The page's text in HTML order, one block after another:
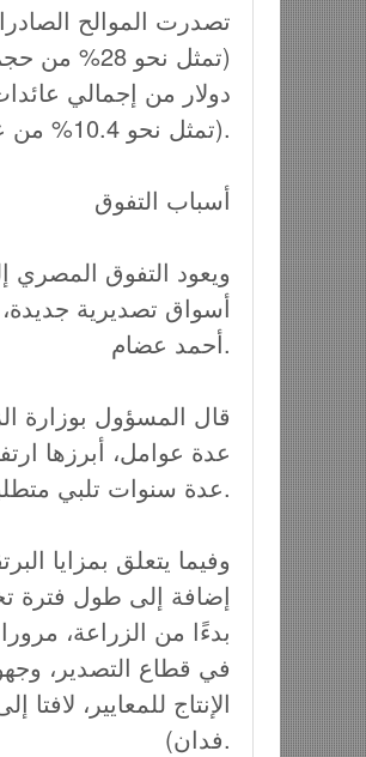
(تمثل نحو 10.4% من عائدات الصادرات الزراعية).
أسباب التفوق
ويعود التفوق المصري
أسواق تصديرية
أحمد عضام.
قال المسؤول بوزارة
عدة سنوات تلبي متطلبات الأسواق الخارجية، لا سيما الأوروبية.
وفيما يتعلق بمزايا
إضافة إلى طول فترة
بدءًا من الزراعة،
في قطاع التصدير،
فدان).